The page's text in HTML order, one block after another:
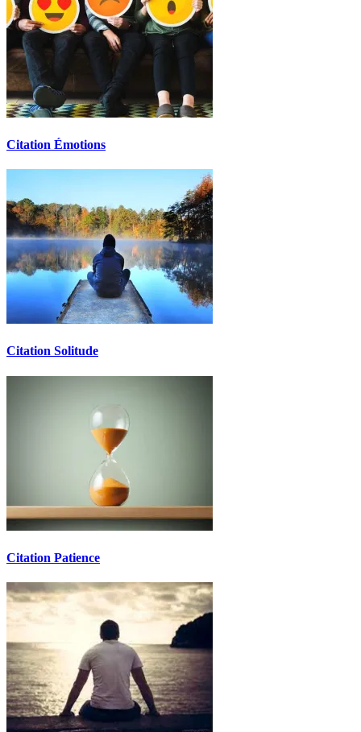
Citation Émotions
Citation Solitude
Citation Patience